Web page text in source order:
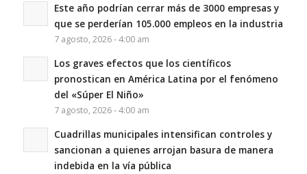
Este año podrían cerrar más de 3000 empresas y
que se perderían 105.000 empleos en la industria
7 agosto, 2026 - 4:00 am
Los graves efectos que los científicos
pronostican en América Latina por el fenómeno
del «Súper El Niño»
7 agosto, 2026 - 4:00 am
Cuadrillas municipales intensifican controles y
sancionan a quienes arrojan basura de manera
indebida en la vía pública